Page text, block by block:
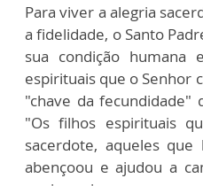
Para viver a alegria
a fidelidade, o Santo
sua condição
espirituais que o Senhor
"chave da fecundidade"
"Os filhos espirituais
sacerdote, aqueles
abençoou e ajudou a